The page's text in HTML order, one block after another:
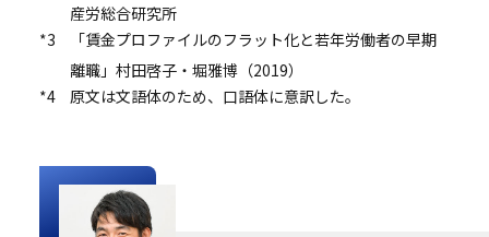
産労総合研究所
*3
「賃金プロファイルのフラット化と若年労働者の早期
離職」村田啓子・堀雅博（2019）
*4
原文は文語体のため、口語体に意訳した。